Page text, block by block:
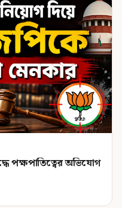
পক্ষপাতিত্বের অভিযোগ